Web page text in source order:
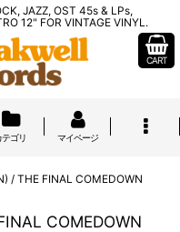
JAZZ, OST 45s & LPs,
12" FOR VINTAGE VINYL.
CART
テゴリ マイページ
/ THE FINAL COMEDOWN
COMEDOWN